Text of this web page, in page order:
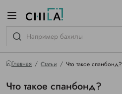
Главная Статьи Что такое спанбонд?
Что такое спанбонд?
гамме